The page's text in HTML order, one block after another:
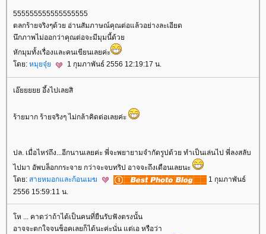
555555555555555555
ตลกร้ายจริงๆด้วย อ่านสัมภาษณ์คุณต่อแล้วอย่างละเอียด
นึกภาพไม่ออกว่าคุณต่อจะมีมุมนี้ด้ว
หักมุมทั้งเรื่องและคนเขียนเลยค่ะ
ดย: หมุยจุ๋ 1 กุมภาพันธ์ 2556 12:19:17 น.
เอ๊ยยยยย อึ้งไปเลยสิ
ร้ายมาก ร้ายจริงๆ ไม่กล้าคิดต่อเลยค่ะ
ปล. เมื่อไหร่ถึง...อีกนานเลยค่ะ พี่จะพยายามจำกัดรูปด้วย ทำเป็นเล่นไป พี่ลงสลับ
ไปมา อัพบล็อกกระจาย กว่าจะจบทริป อาจจะถึงเดือนเลยนะ
ดย: สายหมอกและก้อนเมฆ
1 กุมภาพันธ์
2556 15:59:11 น.
ห ... คาดว่าถ้าได้เป็นคนที่ยืนรับฟังตรงนั้น
อาจจะตกใจจนช็อคเลยก็ได้นะค่ะนั่น แต่เอ หรือว่า